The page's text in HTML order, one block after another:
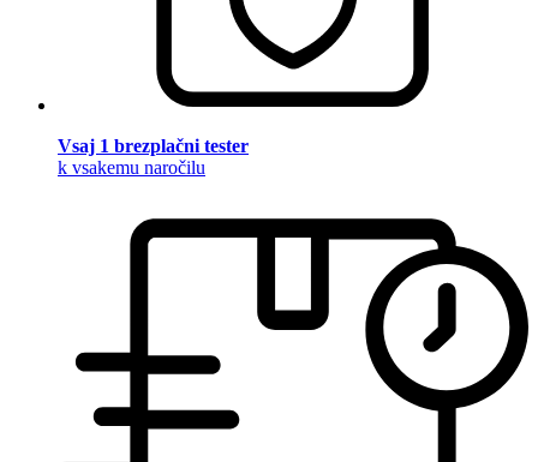
Vsaj 1 brezplačni tester
k vsakemu naročilu